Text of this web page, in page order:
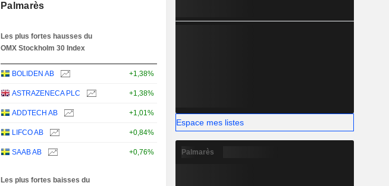
Palmarès
Les plus fortes hausses du
OMX Stockholm 30 Index
BOLIDEN AB +1,38%
ASTRAZENECA PLC +1,38%
ADDTECH AB +1,01%
LIFCO AB +0,84%
SAAB AB +0,76%
Les plus fortes baisses du
Espace mes listes
Palmarès